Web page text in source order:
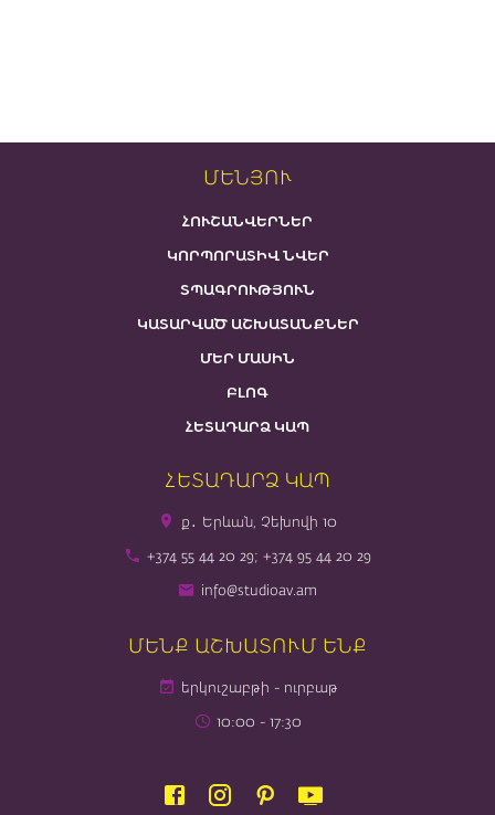
ՄԵՆՅՈՒ
ՀՈՒՇԱՆՎԵՐՆԵՐ
ԿՈՐՊՈՐԱՏԻՎ ՆՎԵՐ
ՏՊԱԳՐՈՒԹՅՈՒՆ
ԿԱՏԱՐՎԱԾ ԱՇԽԱՏԱՆՔՆԵՐ
ՄԵՐ ՄԱՍԻՆ
ԲԼՈԳ
ՀԵՏԱԴԱՐՁ ԿԱՊ
ՀԵՏԱԴԱՐՁ ԿԱՊ
ք․ Երևան, Չեխովի 10
+374 55 44 20 29; +374 95 44 20 29
info@studioav.am
ՄԵՆՔ ԱՇԽԱՏՈՒՄ ԵՆՔ
երկուշաբթի - ուրբաթ
10։00 - 17։30